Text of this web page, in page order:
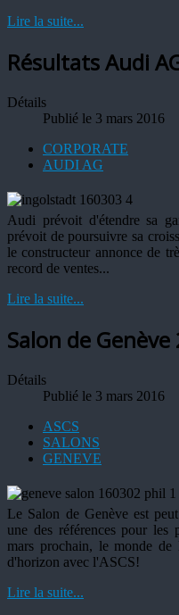
Lire la suite...
Résultats Audi
Détails
Publié le 3 mars 2016
CORPORATE
AUDI AG
Audi prévoit d'étendre sa
prévoit de poursuivre sa
le constructeur annonce de
record de ventes...
Lire la suite...
Salon de Genève
Détails
Publié le 3 mars 2016
ASCS
SALONS
GENEVE
Le Salon de Genève est
une des références pour les
mars prochain, le monde
d'horizon avec l'ASCS!
Lire la suite...